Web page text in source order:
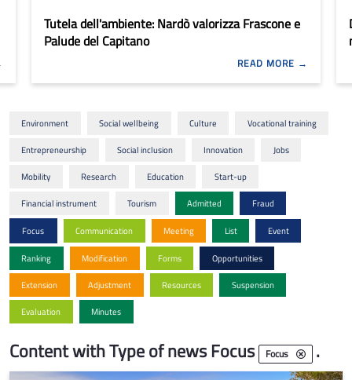
Tutela dell'ambiente: Nardò valorizza Frascone e
Palude del Capitano
READ MORE
Content with Type of news Focus Focus .
Environment Social wellbeing Culture Vocational training
Entrepreneurship Social inclusion Innovation Jobs
Mobility Research Education Start-up
Financial instrument Tourism Admitted Fraud
Focus Communication Meeting List Event
Ranking Modification Forms Opportunities
Extension Adjustment Resources Suspension
Evaluation Minutes